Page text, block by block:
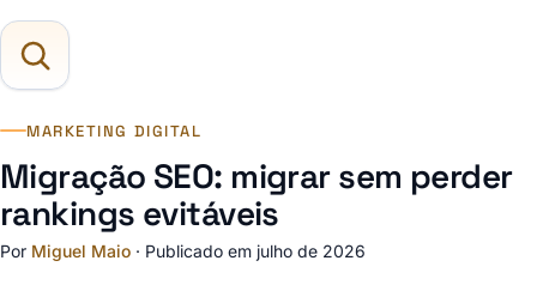
MARKETING DIGITAL
Migração SEO: migrar sem perder
rankings evitáveis
Por Miguel Maio · Publicado em julho de 2026